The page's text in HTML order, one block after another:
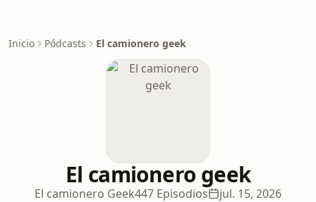
Inicio Pódcasts El camionero geek
El camionero geek
El camionero Geek447 Episodios jul. 15, 2026